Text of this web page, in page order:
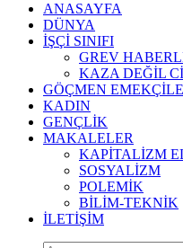
ANASAYFA
DÜNYA
İŞÇİ SINIFI
GREV
KAZA DEĞİL
GÖÇMEN
KADIN
GENÇLİK
MAKALELER
KAPİTALİZM
SOSYALİZM
POLEMİK
BİLİM-TEKNİK
ILETIŞIM